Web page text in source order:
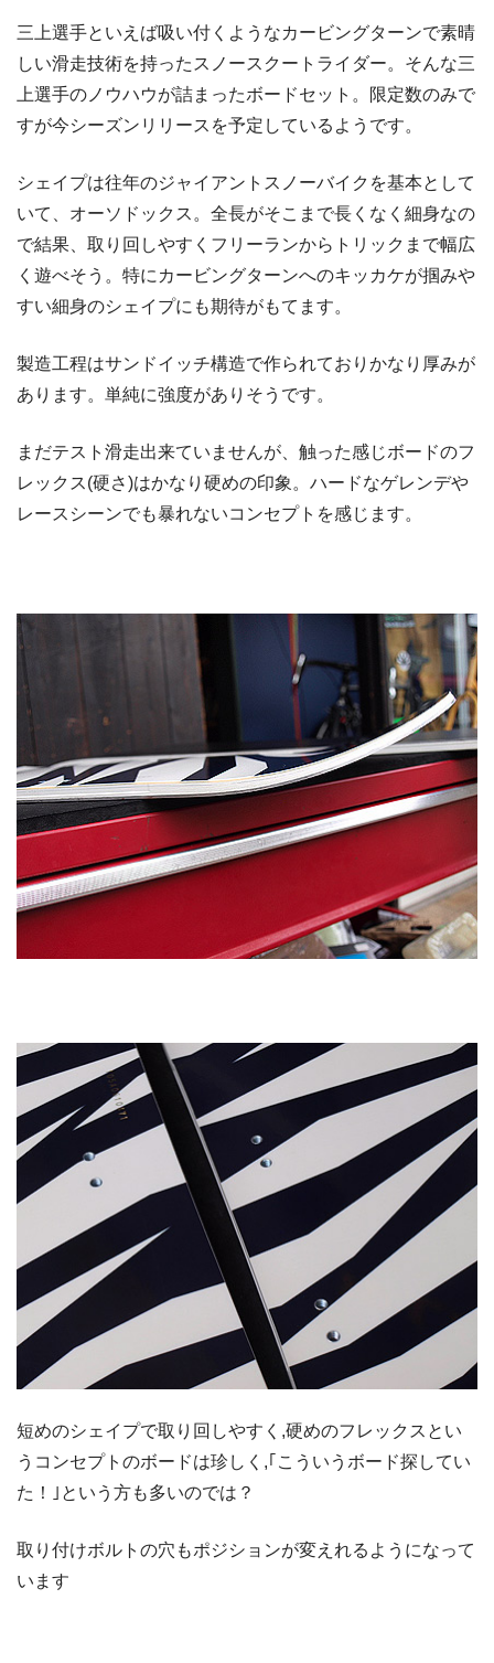
三上選手といえば吸い付くようなカービングターンで素晴
しい滑走技術を持ったスノースクートライダー。そんな三
上選手のノウハウが詰まったボードセット。限定数のみで
すが今シーズンリリースを予定しているようです。
シェイプは往年のジャイアントスノーバイクを基本として
いて、オーソドックス。全長がそこまで長くなく細身なの
で結果、取り回しやすくフリーランからトリックまで幅広
く遊べそう。特にカービングターンへのキッカケが掴みや
すい細身のシェイプにも期待がもてます。
製造工程はサンドイッチ構造で作られておりかなり厚みが
あります。単純に強度がありそうです。
まだテスト滑走出来ていませんが、触った感じボードのフ
レックス(硬さ)はかなり硬めの印象。ハードなゲレンデや
レースシーンでも暴れないコンセプトを感じます。
短めのシェイプで取り回しやすく,硬めのフレックスとい
うコンセプトのボードは珍しく,｢こういうボード探してい
た！｣という方も多いのでは？
取り付けボルトの穴もポジションが変えれるようになって
います